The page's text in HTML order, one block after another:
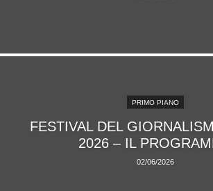
PRIMO PIANO
FESTIVAL DEL
2026 – IL
02/06/2026